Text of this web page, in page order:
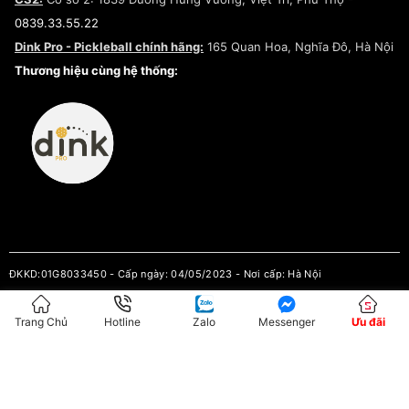
Điều khoản dịch vụ
Chính sách bảo mật
Kiểm tra tình trạng đơn hàng
0839.33.55.22
Dink Pro - Pickleball chính hãng: 165 Quan Hoa, Nghĩa Đô, Hà Nội
Thương hiệu cùng hệ thống:
ĐKKD:01G8033450 - Cấp ngày: 04/05/2023 - Nơi cấp: Hà Nội
Hộ Kinh Doanh Đại Lý Sneaker MST: 8828563711-001
Trang Chủ Hotline Zalo Messenger Ưu đãi